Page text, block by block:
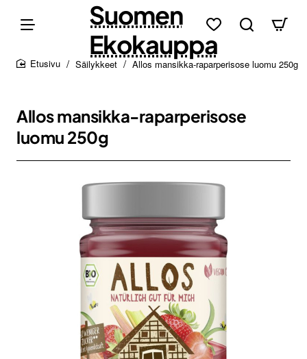
Suomen
Ekokauppa
Säilykkeet Allos mansikka-raparperisose luomu 250g
Allos mansikka-raparperisose
luomu 250g